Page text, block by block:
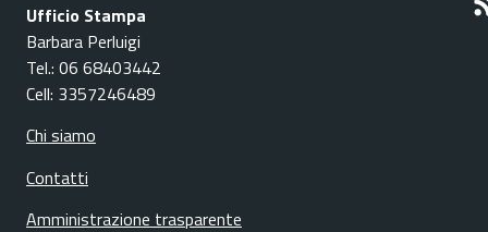
Ufficio Stampa
Barbara Perluigi
Tel.: 06 68403442
Cell: 3357246489
Chi siamo
Contatti
Amministrazione trasparente